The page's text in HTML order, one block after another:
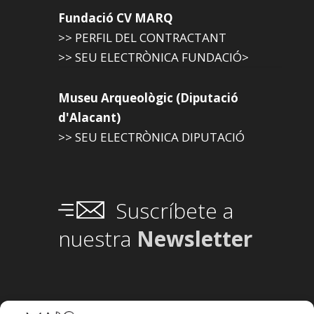
Fundació CV MARQ
>> PERFIL DEL CONTRACTANT
>> SEU ELECTRÒNICA FUNDACIÓ>
Museu Arqueològic (Diputació
d'Alacant)
>> SEU ELECTRÒNICA DIPUTACIÓ
Suscríbete a
nuestra Newsletter